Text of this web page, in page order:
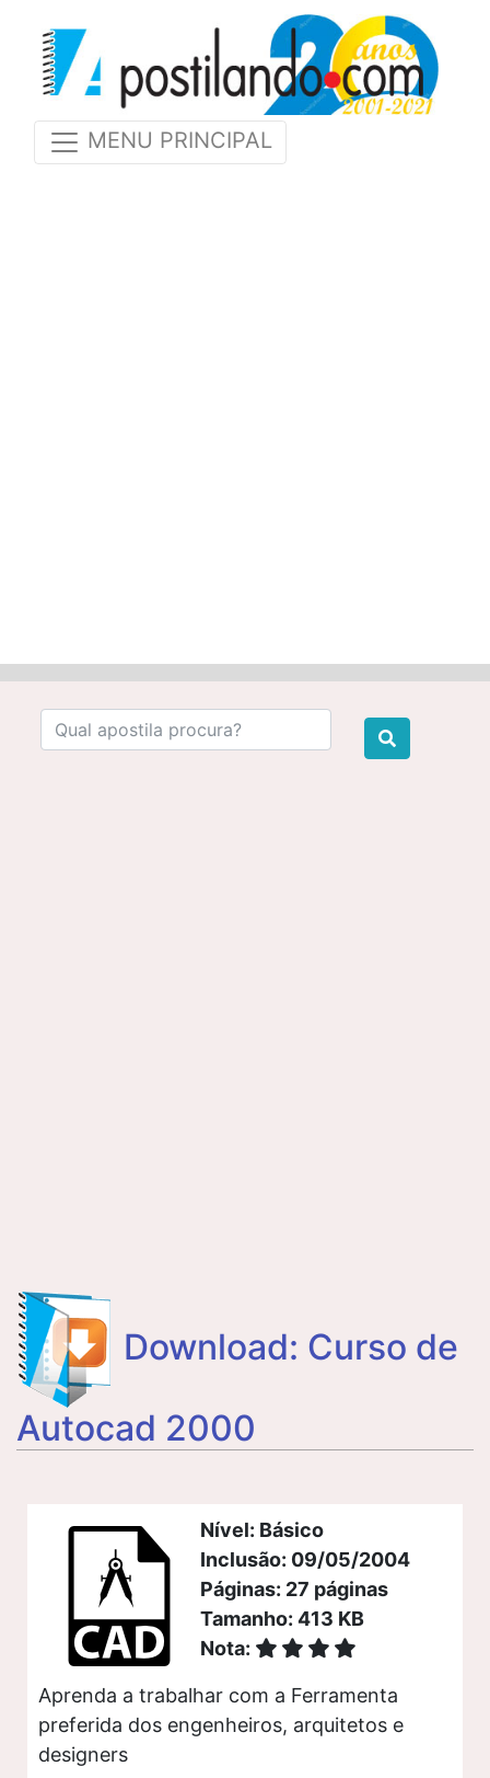
MENU PRINCIPAL
Download: Curso de
Autocad 2000
Nível: Básico
Inclusão: 09/05/2004
Páginas: 27 páginas
Tamanho: 413 KB
Nota:
Aprenda a trabalhar com a Ferramenta
preferida dos engenheiros, arquitetos e
designers